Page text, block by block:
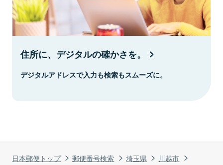
日本郵便トップ 郵便番号検索 埼玉県
川越市
住所に、デジタルの確かさを。
デジタルアドレスで入力も検索もスムーズに。